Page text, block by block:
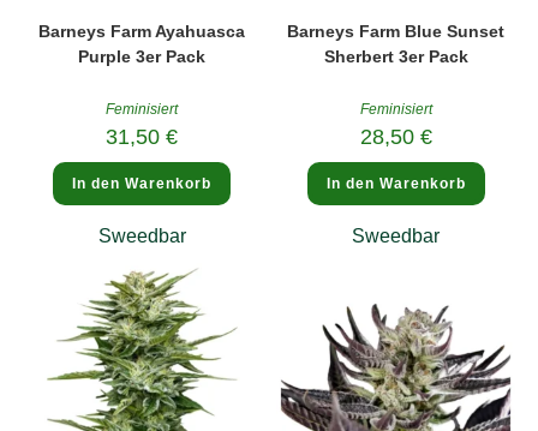
Barneys Farm Ayahuasca
Purple 3er Pack
Feminisiert
31,50€
In den Warenkorb
Barneys Farm Blue Sunset
Sherbert 3er Pack
Feminisiert
28,50 €
In den Warenkorb
Sweedbar Sweedbar